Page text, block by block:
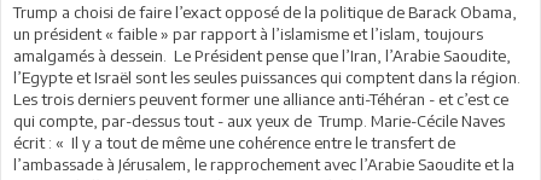
Trump a choisi de faire l’exact opposé de la politique de Barack Obama,
un président « faible » par rapport à l’islamisme et l’islam, toujours
amalgamés à dessein. Le Président pense que l’Iran, l’Arabie Saoudite,
l’Egypte et Israël sont les seules puissances qui comptent dans la région.
Les trois derniers peuvent former une alliance anti-Téhéran - et c’est ce
qui compte, par-dessus tout - aux yeux de Trump. Marie-Cécile Naves
écrit : « Il y a tout de même une cohérence entre le transfert de
l’ambassade à Jérusalem, le rapprochement avec l’Arabie Saoudite et la